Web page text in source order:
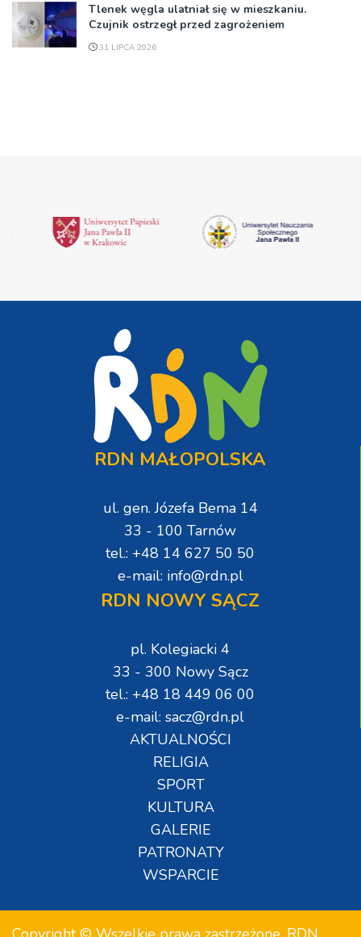
Tlenek węgla ulatniał się w mieszkaniu.
Czujnik ostrzegł przed zagrożeniem
31 LIPCA 2026
RDN MAŁOPOLSKA
ul. gen. Józefa Bema 14
33 - 100 Tarnów
tel.: +48 14 627 50 50
e-mail: info@rdn.pl
RDN NOWY SĄCZ
pl. Kolegiacki 4
33 - 300 Nowy Sącz
tel.: +48 18 449 06 00
e-mail: sacz@rdn.pl
AKTUALNOŚCI
RELIGIA
SPORT
KULTURA
GALERIE
PATRONATY
WSPARCIE